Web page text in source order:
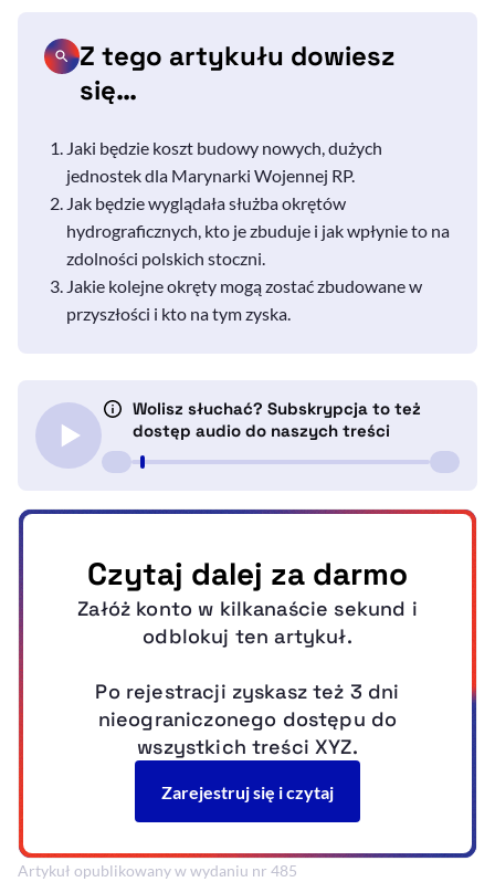
Z tego artykułu dowiesz
się…
Jaki będzie koszt budowy nowych, dużych
jednostek dla Marynarki Wojennej RP.
Jak będzie wyglądała służba okrętów
hydrograficznych, kto je zbuduje i jak wpłynie to na
zdolności polskich stoczni.
Jakie kolejne okręty mogą zostać zbudowane w
przyszłości i kto na tym zyska.
Artykuł opublikowany w wydaniu nr 485